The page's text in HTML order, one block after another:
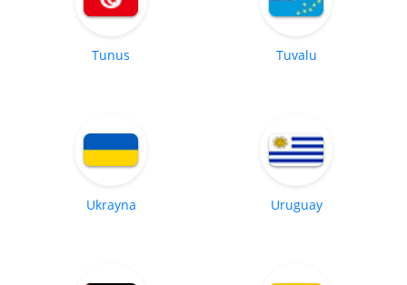
Tunus Tuvalu
Ukrayna Uruguay